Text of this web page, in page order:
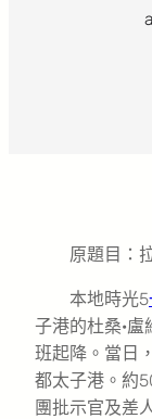
原題目：
本地時光5
子港的杜桑·
班起降。當日
都太子港。約
團批示官及差